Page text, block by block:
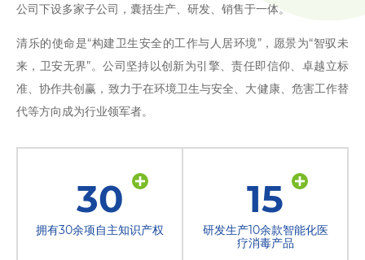
公司下设多家子公司，囊括生产、研发、销售于一体。
清乐的使命是“构建卫生安全的工作与人居环境”，愿景为“智驭未
来，卫安无界”。公司坚持以创新为引擎、责任即信仰、卓越立标
准、协作共创赢，致力于在环境卫生与安全、大健康、危害工作替
代等方向成为行业领军者。
30
拥有30余项自主知识产权
15
研发生产10余款智能化医
疗消毒产品